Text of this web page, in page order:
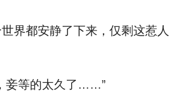
都安静了下来，仅剩这惹人
等的太久了……”